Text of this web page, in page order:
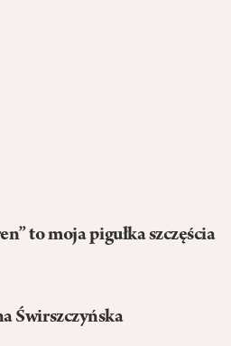
to moja pigułka szczęścia
Świrszczyńska